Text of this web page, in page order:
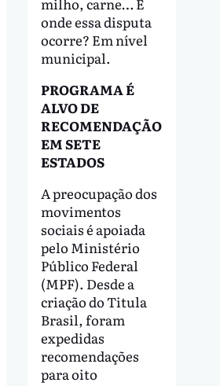
onde essa disputa
ocorre? Em nível
municipal.
PROGRAMA É
ALVO DE
RECOMENDAÇÃO
EM SETE
ESTADOS
A preocupação dos
movimentos
sociais é apoiada
pelo Ministério
Público Federal
(MPF). Desde a
criação do Titula
Brasil, foram
expedidas
recomendações
para oito